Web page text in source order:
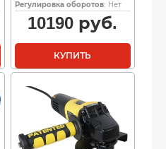
Регулировка оборотов: Нет
10190 руб.
КУПИТЬ